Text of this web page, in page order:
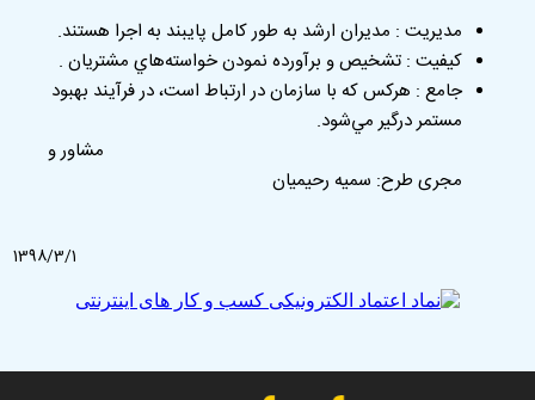
مديريت : مديران ارشد به طور كامل پايبند به اجرا هستند.
كيفيت : تشخیص و برآورده نمودن خواسته‌هاي مشتريان .
جامع : هركس كه با سازمان در ارتباط است، در فرآيند بهبود
مستمر درگير مي‌شود.
مشاور و
مجری طرح: سمیه رحیمیان
1398/3/1